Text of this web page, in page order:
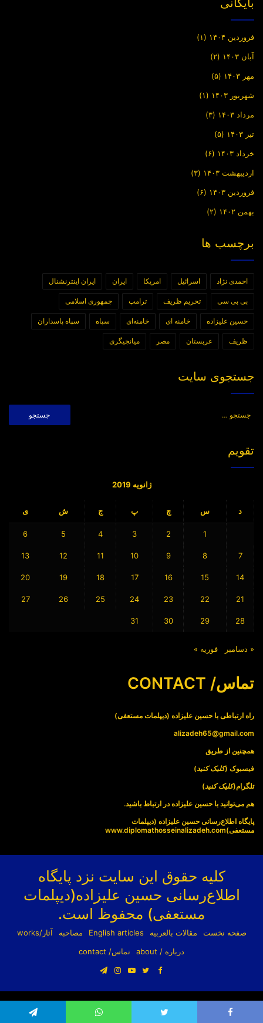
بایگانی
فروردین ۱۴۰۴ (۱)
آبان ۱۴۰۳ (۲)
مهر ۱۴۰۳ (۵)
شهریور ۱۴۰۳ (۱)
مرداد ۱۴۰۳ (۳)
تیر ۱۴۰۳ (۵)
خرداد ۱۴۰۳ (۶)
اردیبهشت ۱۴۰۳ (۳)
فروردین ۱۴۰۳ (۶)
بهمن ۱۴۰۲ (۲)
برچسب ها
احمدی نژاد اسرائیل امریکا ایران ایران اینترنشنال
بی بی سی تحریم ظریف ترامپ جمهوری اسلامی
حسین علیزاده خامنه ای خامنه‌ای سپاه سپاه پاسداران
ظریف عربستان مصر میانجیگری
جستجوی سایت
تقویم
ژانویه 2019
د س چ پ ج ش ی
1
2
3
4
5
6
7
8
9
10
11
12
13
14
15
16
17
18
19
20
21
22
23
24
25
26
27
28
29
30
31
« دسامبر فوریه »
تماس/ CONTACT
راه ارتباطی با حسین علیزاده (دیپلمات مستعفی)
alizadeh65@gmail.com
همچنین از طریق
فیسبوک (کلیک کنید)
تلگرام(کلیک کنید)
هم می‌توانید با حسین علیزاده در ارتباط باشید.
پایگاه اطلاع‌رسانی حسین علیزاده (دیپلمات
مستعفی)www.diplomathosseinalizadeh.com
کلیه حقوق این سایت نزد پایگاه
اطلاع‌رسانی حسین علیزاده(دیپلمات
مستعفی) محفوظ است.
صفحه نخست مقالات بالعربیه English articles مصاحبه
آثار/works
درباره / about
تماس/ contact
فیسبوکتوییتریوتیوباینستاگرام
تلگرام